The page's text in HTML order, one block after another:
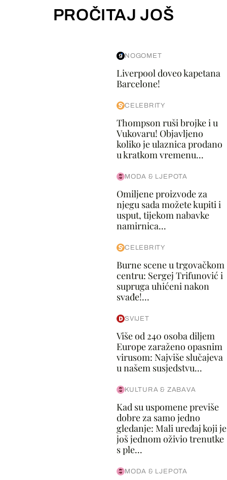
PROČITAJ JOŠ
NOGOMET
Liverpool doveo kapetana
Barcelone!
CELEBRITY
Thompson ruši brojke i u
Vukovaru! Objavljeno
koliko je ulaznica prodano
u kratkom vremenu...
MODA & LJEPOTA
Omiljene proizvode za
njegu sada možete kupiti i
usput, tijekom nabavke
namirnica...
CELEBRITY
Burne scene u trgovačkom
centru: Sergej Trifunović i
supruga uhićeni nakon
svađe!...
SVIJET
Više od 240 osoba diljem
Europe zaraženo opasnim
virusom: Najviše slučajeva
u našem susjedstvu...
KULTURA & ZABAVA
Kad su uspomene previše
dobre za samo jedno
gledanje: Mali uređaj koji je
još jednom oživio trenutke
s ple...
MODA & LJEPOTA